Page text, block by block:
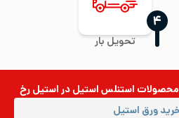
تحویل بار
‍۴
محصولات استنلس استیلدر استیل رخ
ورق استیل